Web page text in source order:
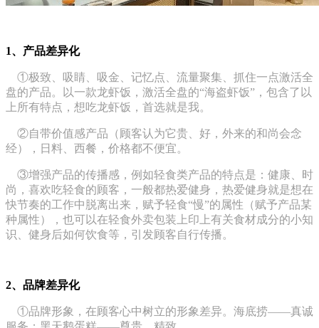
1、产品差异化
①极致、吸睛、吸金、记忆点、流量聚集、抓住一点激活全
盘的产品。以一款龙虾饭，激活全盘的“海盗虾饭”，包含了以
上所有特点，想吃龙虾饭，首选就是我。
②自带价值感产品（顾客认为它贵、好，外来的和尚会念
经），日料、西餐，价格都不便宜。
③增强产品的传播感，例如轻食类产品的特点是：健康、时
尚，喜欢吃轻食的顾客，一般都热爱健身，热爱健身就是想在
快节奏的工作中脱离出来，赋予轻食“慢”的属性（赋予产品某
种属性），也可以在轻食外卖包装上印上有关食材成分的小知
识、健身后如何饮食等，引发顾客自行传播。
2、品牌差异化
①品牌形象，在顾客心中树立的形象差异。海底捞——真诚